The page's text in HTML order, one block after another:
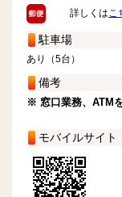
詳しくはこ
駐車場
あり（5台）
備考
※ 窓口業務、ATM
モバイルサイト